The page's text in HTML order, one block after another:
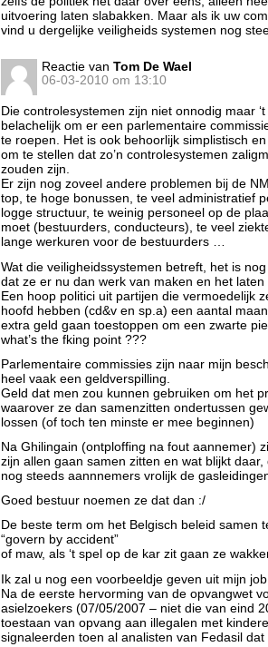
uitvoering laten slabakken. Maar als ik uw
vind u dergelijke veiligheids systemen nog
Reactie van Tom De Wael
06-03-2010 om 13:10
Die controlesystemen zijn niet onnodig maar
belachelijk om er een parlementaire
te roepen. Het is ook behoorlijk simplistisch
om te stellen dat zo’n controlesystemen
zouden zijn.
Er zijn nog zoveel andere problemen bij de
top, te hoge bonussen, te veel administratief
logge structuur, te weinig personeel op de
moet (bestuurders, conducteurs), te veel
lange werkuren voor de bestuurders …
Wat die veiligheidssystemen betreft, het is
dat ze er nu dan werk van maken en het laten
Een hoop politici uit partijen die vermoedelijk
hoofd hebben (cd&v en sp.a) een aantal
extra geld gaan toestoppen om een zwarte
what’s the fking point ???
Parlementaire commissies zijn naar mijn
heel vaak een geldverspilling.
Geld dat men zou kunnen gebruiken om het
waarover ze dan samenzitten ondertussen
lossen (of toch ten minste er mee beginnen)
Na Ghilingain (ontploffing na fout aannemer)
zijn allen gaan samen zitten en wat blijkt
nog steeds aannnemers vrolijk de
Goed bestuur noemen ze dat dan :/
De beste term om het Belgisch beleid samen
“govern by accident”
of maw, als ‘t spel op de kar zit gaan ze
Ik zal u nog een voorbeeldje geven uit mijn
Na de eerste hervorming van de opvangwet
asielzoekers (07/05/2007 – niet die van eind
toestaan van opvang aan illegalen met
signaleerden toen al analisten van Fedasil dat